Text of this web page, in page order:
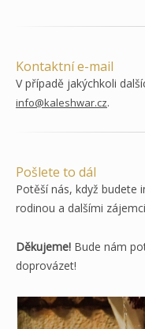
Kontaktní e-mail
V případě jakýchkoli
info@kaleshwar.cz.
Pošlete to dál
Potěší nás, když budete
rodinou a dalšími
Děkujeme! Bude nám
doprovázet!